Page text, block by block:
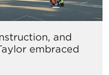
and
embraced